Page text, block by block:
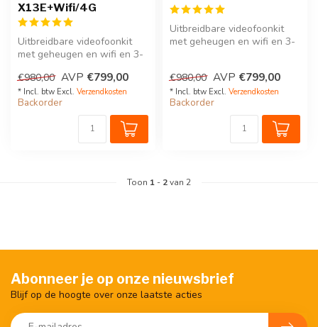
X13E+Wifi/4G
Uitbreidbare videofoonkit
met geheugen en wifi en 3-
Sm...
€980,00 AVP €799,00
* Incl. btw Excl. Verzendkosten
Backorder
Uitbreidbare videofoonkit
met geheugen en wifi en 3-
€980,00 AVP €799,00
* Incl. btw Excl. Verzendkosten
Backorder
Toon 1 - 2van 2
Abonneer je op onze nieuwsbrief
Blijf op de hoogte over onze laatste acties